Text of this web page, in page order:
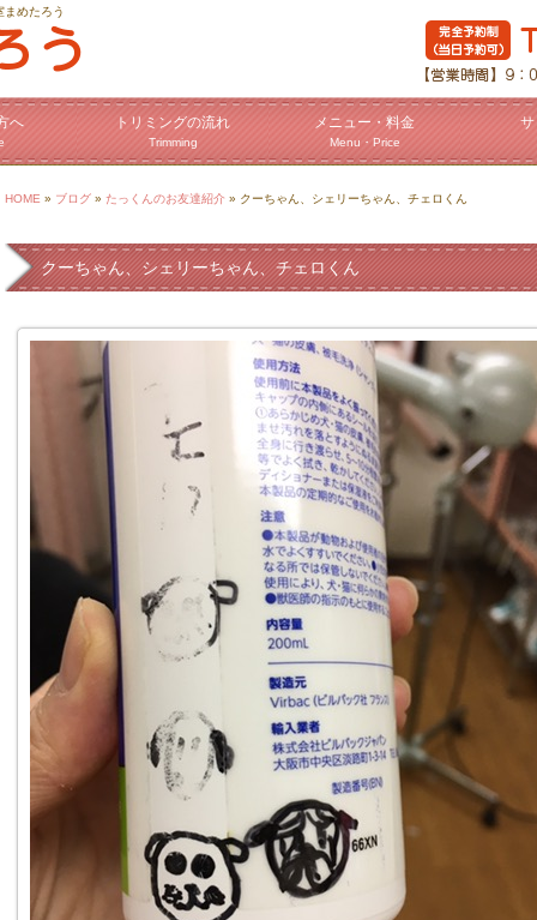
めたろう
へ トリミングの流れ
Trimming
メニュー・料金
Menu・Price
HOME » ブログ » たっくんのお友達紹介 » クーちゃん、シェリーちゃん、チェロくん
クーちゃん、シェリーちゃん、チェロくん